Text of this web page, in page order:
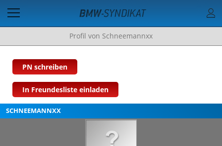
Profil von Schneemannxx
PN schreiben
In Freundesliste einladen
SCHNEEMANNXX